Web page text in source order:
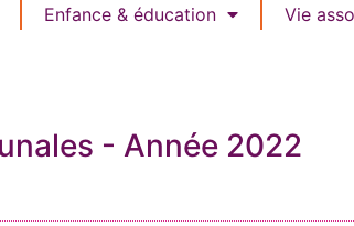
Enfance & éducation Vie
- Année 2022